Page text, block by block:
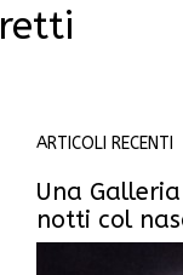
ARTICOLI RECENTI
Una
notti col